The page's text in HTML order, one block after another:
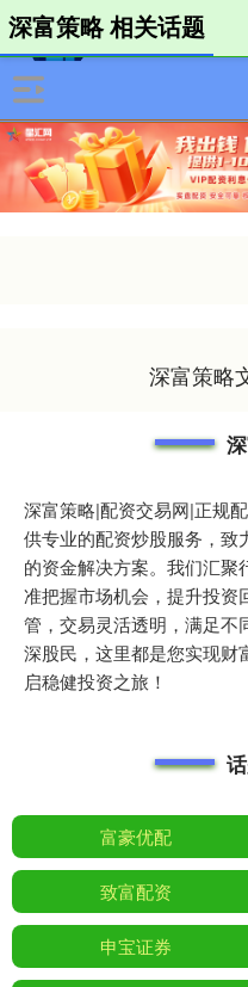
深富策略 相关话题
深富策略
深富策略|配资交易网|正规
供专业的配资炒股服务，致
的资金解决方案。我们汇
准把握市场机会，提升投资
管，交易灵活透明，满足不
深股民，这里都是您实现财
启稳健投资之旅！
富豪优配
致富配资
申宝证券